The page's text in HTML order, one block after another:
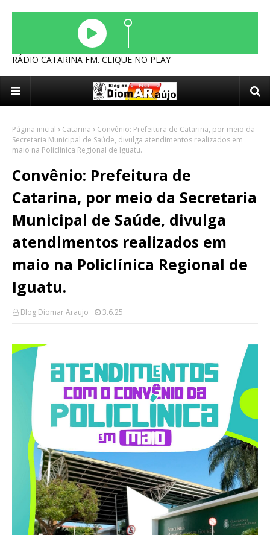
RÁDIO CATARINA FM. CLIQUE NO PLAY
Página inicial Catarina
Convênio: Prefeitura de Catarina, por meio da
Secretaria Municipal de Saúde, divulga atendimentos realizados em
maio na Policlínica Regional de Iguatu.
Convênio: Prefeitura de
Catarina, por meio da Secretaria
Municipal de Saúde, divulga
atendimentos realizados em
maio na Policlínica Regional de
Iguatu.
Blog Diomar Araujo 3.6.25